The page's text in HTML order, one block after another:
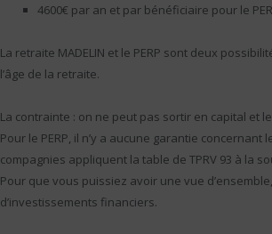
4600€ par an et par bénéficiaire pour le
La retraite MADELIN et le PERP sont deux
l’âge de la retraite.
La contrainte : on ne peut pas sortir en capital et
Pour le PERP, il n’y a aucune garantie
compagnies appliquent la table de TPRV 93 à la
Pour que vous puissiez avoir une vue
d’investissements financiers.